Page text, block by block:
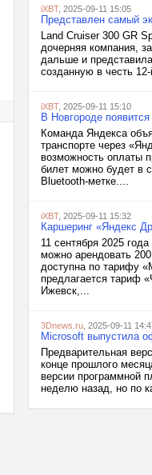
iXBT, 2025-09-11 15:05
Представлен самый
Land Cruiser 300 GR
дочерняя компания,
дальше и
созданную в честь
iXBT, 2025-09-11 15:10
В Новгороде
Команда Яндекса
транспорте через
возможность оплаты
билет можно будет в
Bluetooth-метке....
iXBT, 2025-09-11 15:32
Каршеринг «Яндекс
11 сентября 2025
можно арендовать
доступна по тарифу
предлагается тариф
Ижевск,...
3Dnews.ru , 2025-09-11
Microsoft выпустила
Предварительная
конце прошлого
версии программной
неделю назад, но по